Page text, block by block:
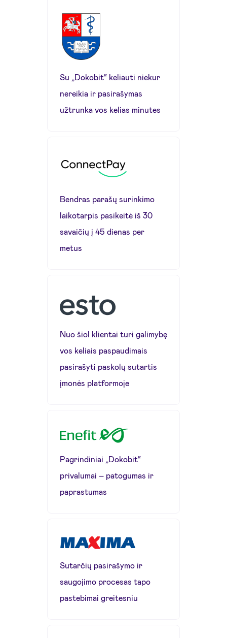
Su „Dokobit“ keliauti niekur
nereikia ir pasirašymas
užtrunka vos kelias minutes
Bendras parašų surinkimo
laikotarpis pasikeitė iš 30
savaičių į 45 dienas per
metus
Nuo šiol klientai turi galimybę
vos keliais paspaudimais
pasirašyti paskolų sutartis
įmonės platformoje
Pagrindiniai „Dokobit“
privalumai – patogumas ir
paprastumas
Sutarčių pasirašymo ir
saugojimo procesas tapo
pastebimai greitesniu